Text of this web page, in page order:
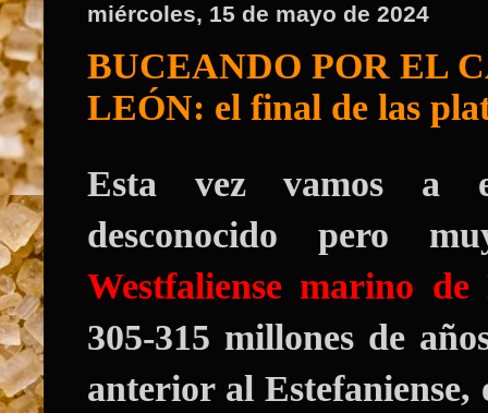
miércoles, 15 de mayo de 2024
BUCEANDO POR EL
LEÓN: el final de las
Esta vez vamos a
desconocido pero
Westfaliense marino de
305-315 millones de
anterior al Estefaniense,